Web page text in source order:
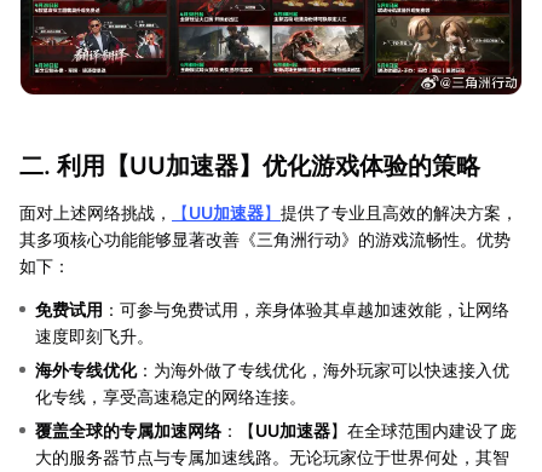
二. 利用【UU加速器】优化游戏体验的策略
面对上述网络挑战， 【UU加速器】 提供了专业且高效的解决方案，
其多项核心功能能够显著改善《三角洲行动》的游戏流畅性。优势
如下：
免费试用 ：可参与免费试用，亲身体验其卓越加速效能，让网络
速度即刻飞升。
海外专线优化：为海外做了专线优化，海外玩家可以快速接入优
化专线，享受高速稳定的网络连接。
覆盖全球的专属加速网络 ：【UU加速器】在全球范围内建设了庞
大的服务器节点与专属加速线路。无论玩家位于世界何处，其智